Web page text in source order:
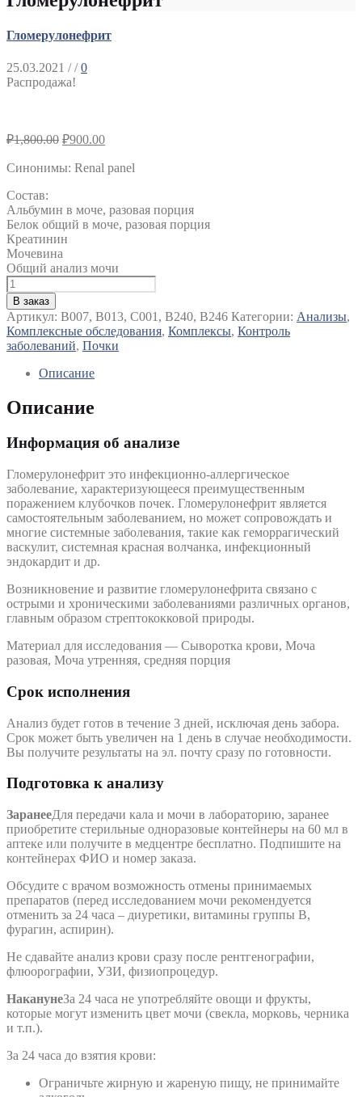
Гломерулонефрит
25.03.2021 / /0
Распродажа!
₽1,800.00 ₽900.00
Синонимы: Renal panel
Состав:
Альбумин в моче, разовая порция
Белок общий в моче, разовая порция
Креатинин
Мочевина
Общий анализ мочи
Количество
Гломерулонефрит
В заказ
Артикул: B007, B013, С001, B240, B246 Категории: Анализы,
Комплексные обследования, Комплексы, Контроль
заболеваний, Почки
Описание
Описание
Информация об анализе
Гломерулонефрит это инфекционно-аллергическое
заболевание, характеризующееся преимущественным
поражением клубочков почек. Гломерулонефрит является
самостоятельным заболеванием, но может сопровождать и
многие системные заболевания, такие как геморрагический
васкулит, системная красная волчанка, инфекционный
эндокардит и др.
Возникновение и развитие гломерулонефрита связано с
острыми и хроническими заболеваниями различных органов,
главным образом стрептококковой природы.
Материал для исследования — Сыворотка крови, Моча
разовая, Моча утренняя, средняя порция
Срок исполнения
Анализ будет готов в течение 3 дней, исключая день забора.
Срок может быть увеличен на 1 день в случае необходимости.
Вы получите результаты на эл. почту сразу по готовности.
Подготовка к анализу
ЗаранееДля передачи кала и мочи в лабораторию, заранее
приобретите стерильные одноразовые контейнеры на 60 мл в
аптеке или получите в медцентре бесплатно. Подпишите на
контейнерах ФИО и номер заказа.
Обсудите с врачом возможность отмены принимаемых
препаратов (перед исследованием мочи рекомендуется
отменить за 24 часа – диуретики, витамины группы В,
фурагин, аспирин).
Не сдавайте анализ крови сразу после рентгенографии,
флюорографии, УЗИ, физиопроцедур.
НаканунеЗа 24 часа не употребляйте овощи и фрукты,
которые могут изменить цвет мочи (свекла, морковь, черника
и т.п.).
За 24 часа до взятия крови:
Ограничьте жирную и жареную пищу, не принимайте